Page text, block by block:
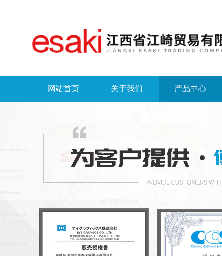
网站首页 关于我们 产品中心